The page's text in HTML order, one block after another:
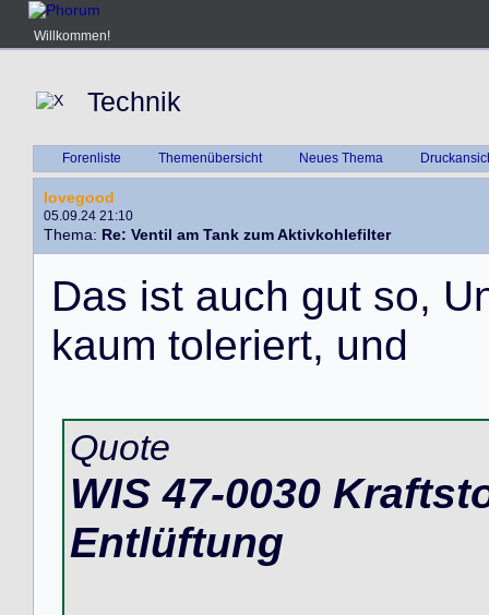
Willkommen!
Technik
Forenliste Themenübersicht Neues Thema
lovegood
05.09.24 21:10
Thema: Re: Ventil am Tank zum Aktivkohlefilter
Das ist auch gut so, U
kaum toleriert, und
Quote
WIS 47-0030
Entlüftung